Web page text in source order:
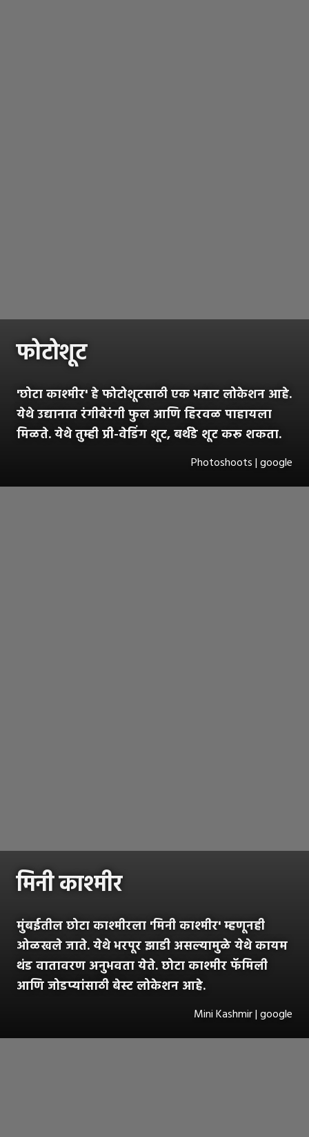
फोटोशूट
'छोटा काश्मीर' हे फोटोशूटसाठी एक भन्नाट लोकेशन आहे.
येथे उद्यानात रंगीबेरंगी फुल आणि हिरवळ पाहायला
मिळते. येथे तुम्ही प्री-वेडिंग शूट, बर्थडे शूट करू शकता.
Photoshoots | google
मिनी काश्मीर
मुंबईतील छोटा काश्मीरला 'मिनी काश्मीर' म्हणूनही
ओळखले जाते. येथे भरपूर झाडी असल्यामुळे येथे कायम
थंड वातावरण अनुभवता येते. छोटा काश्मीर फॅमिली
आणि जोडप्यांसाठी बेस्ट लोकेशन आहे.
Mini Kashmir | google